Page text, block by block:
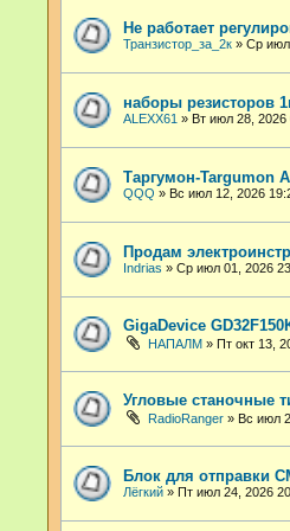
Не работает
Транзистор_за_2к » Ср июл
наборы резисторов
ALEXX61 » Вт июл 28, 2026
Таргумон-Targumon
QQQ » Вс июл 12, 2026
Продам
Indrias » Ср июл 01, 2026
GigaDevice
НАПАЛМ » Пт окт 13,
Угловые станочные
RadioRanger » Вс июл
Блок для отправки
Лёгкий » Пт июл 24, 2026